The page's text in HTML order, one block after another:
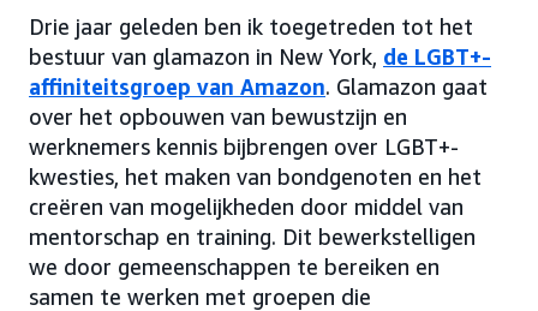
Drie jaar geleden ben ik toegetreden tot het
bestuur van glamazon in New York, de LGBT+-
affiniteitsgroep van Amazon. Glamazon gaat
over het opbouwen van bewustzijn en
werknemers kennis bijbrengen over LGBT+-
kwesties, het maken van bondgenoten en het
creëren van mogelijkheden door middel van
mentorschap en training. Dit bewerkstelligen
we door gemeenschappen te bereiken en
samen te werken met groepen die